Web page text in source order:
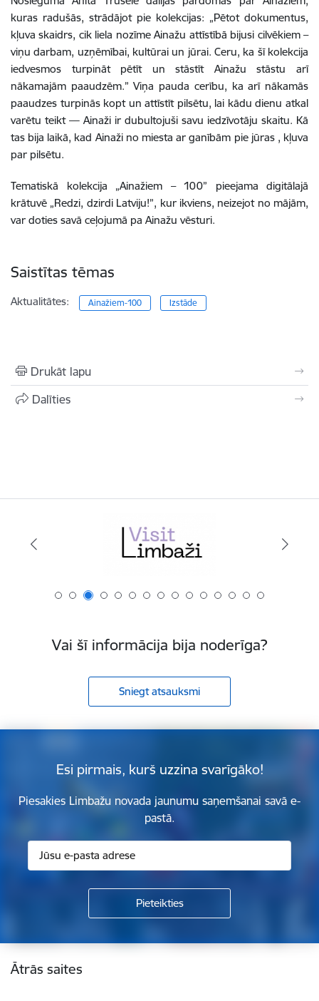
kuras radušās, strādājot pie kolekcijas: „Pētot dokumentus,
kļuva skaidrs, cik liela nozīme Ainažu attīstībā bijusi cilvēkiem –
viņu darbam, uzņēmībai, kultūrai un jūrai. Ceru, ka šī kolekcija
iedvesmos turpināt pētīt un stāstīt Ainažu stāstu arī
nākamajām paaudzēm.” Viņa pauda cerību, ka arī nākamās
paaudzes turpinās kopt un attīstīt pilsētu, lai kādu dienu atkal
varētu teikt — Ainaži ir dubultojuši savu iedzīvotāju skaitu. Kā
tas bija laikā, kad Ainaži no miesta ar ganībām pie jūras , kļuva
par pilsētu.
Tematiskā kolekcija „Ainažiem – 100” pieejama digitālajā
krātuvē „Redzi, dzirdi Latviju!”, kur ikviens, neizejot no mājām,
var doties savā ceļojumā pa Ainažu vēsturi.
Saistītas tēmas
Aktualitātes: Ainažiem-100 Izstāde
Drukāt lapu
Dalīties
Vai šī informācija bija noderīga?
Sniegt atsauksmi
Esi pirmais, kurš uzzina svarīgāko!
Piesakies Limbažu novada jaunumu saņemšanai savā e-
pastā.
Kājene
Ātrās saites